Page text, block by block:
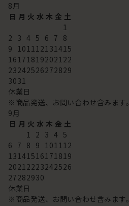
8月
日 月 火 水 木 金 土
1
2 3 4 5 6 7 8
9 101112131415
16171819202122
23242526272829
3031
休業日
※商品発送、お問い合わせ含みます。
9月
日 月 火 水 木 金 土
1 2 3 4 5
6 7 8 9 101112
13141516171819
20212223242526
27282930
休業日
※商品発送、お問い合わせ含みます。